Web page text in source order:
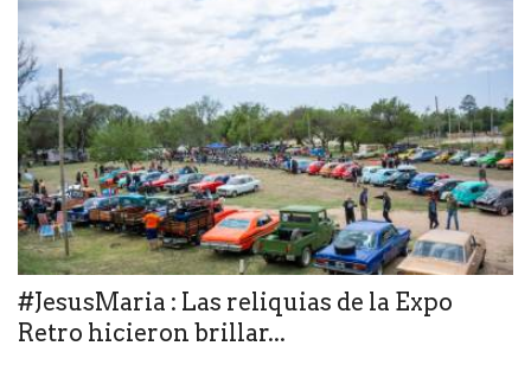
#JesusMaria : Las reliquias de la Expo
Retro hicieron brillar...